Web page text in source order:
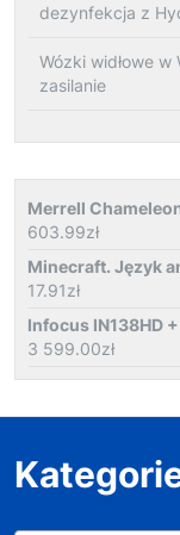
dezynfekcja z
Wózki widłowe
zasilanie
Merrell
603.99zł
Minecraft. Język
17.91zł
Infocus IN138HD
3 599.00zł